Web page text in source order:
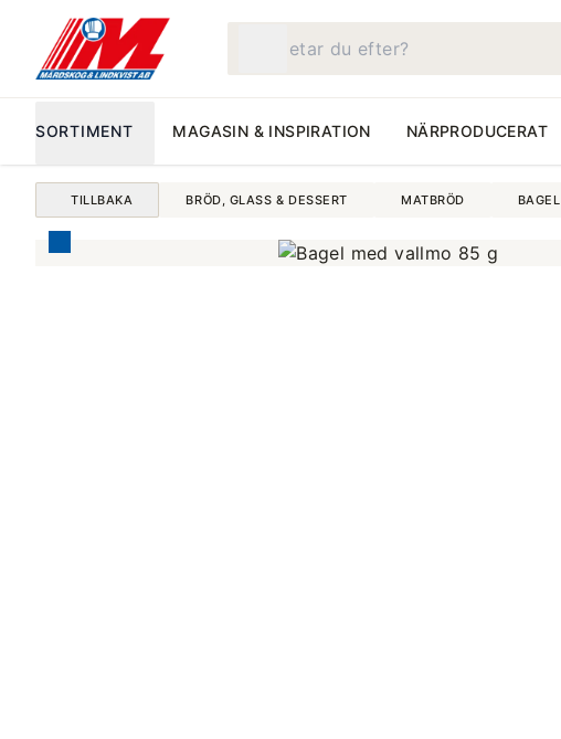
SORTIMENT MAGASIN & INSPIRATION NÄRPRODUCERAT
TILLBAKA BRÖD, GLASS & DESSERT MATBRÖD BAGEL